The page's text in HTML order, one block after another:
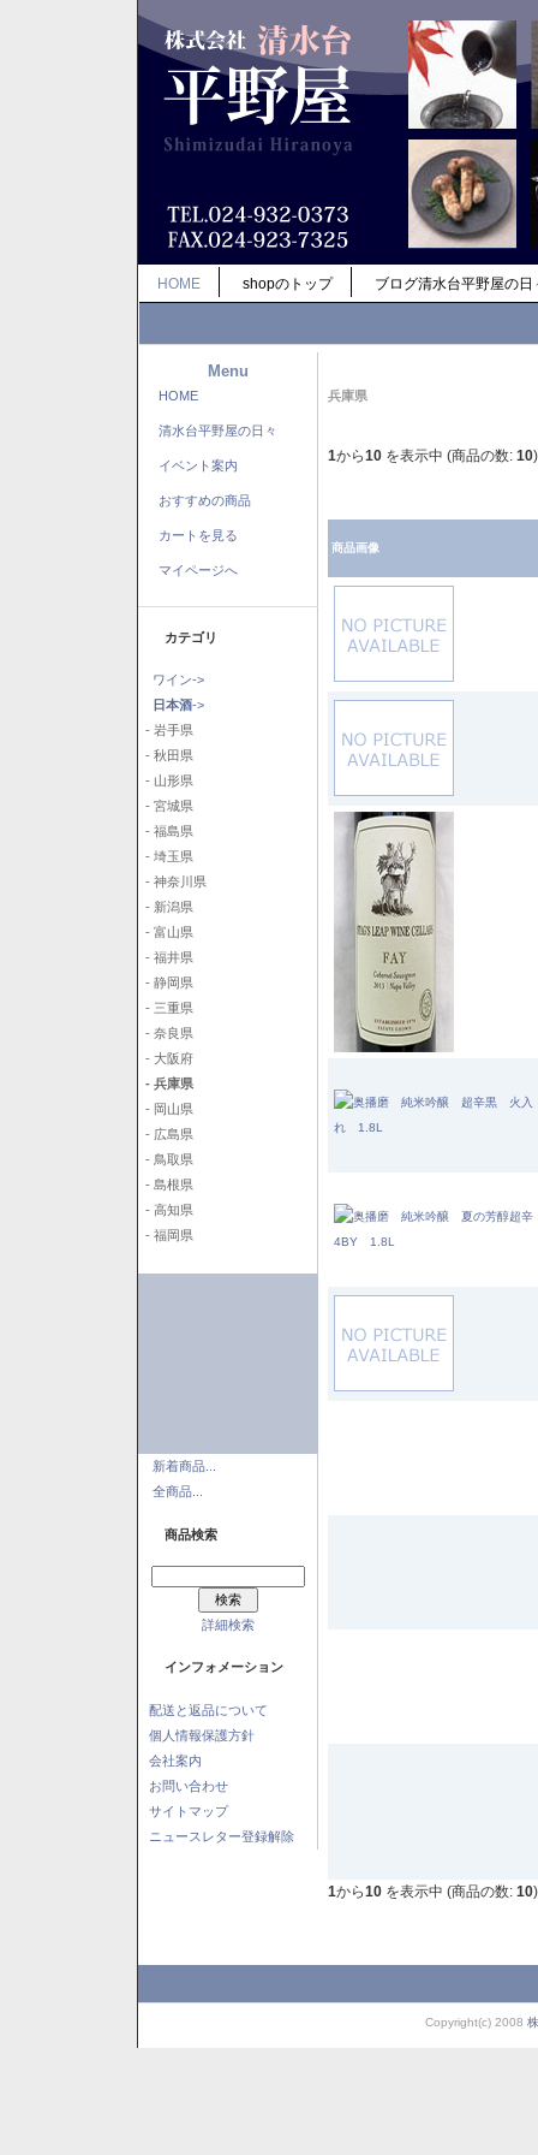
HOME shopのトップ ブログ清水台平野屋の日
Menu
HOME
清水台平野屋の日々
イベント案内
おすすめの商品
カートを見る
マイページへ
カテゴリ
ワイン->
日本酒->
- 岩手県
- 秋田県
- 山形県
- 宮城県
- 福島県
- 埼玉県
- 神奈川県
- 新潟県
- 富山県
- 福井県
- 静岡県
- 三重県
- 奈良県
- 大阪府
- 兵庫県
- 岡山県
- 広島県
- 鳥取県
- 島根県
- 高知県
- 福岡県
新着商品...
全商品...
商品検索
詳細検索
インフォメーション
配送と返品について
個人情報保護方針
会社案内
お問い合わせ
サイトマップ
ニュースレター登録解除
兵庫県
1から10 を表示中 (商品の数: 10)
商品画像
1から10 を表示中 (商品の数: 10)
Copyright(c) 2008